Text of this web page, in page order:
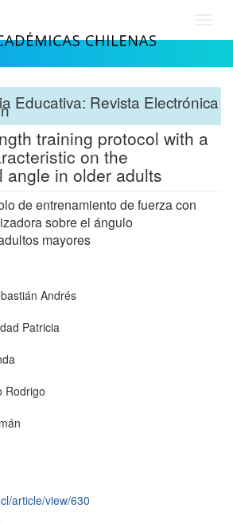
Educativa: Revista Electrónica
training protocol with a
on the
angle in older adults
de entrenamiento de fuerza con
sobre el ángulo
mayores
Andrés
Patricia
Rodrigo
article/view/630